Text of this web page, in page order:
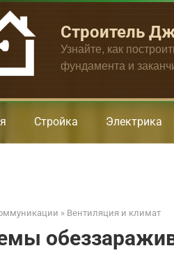
Строитель
Узнайте, как
фундамента и
Стройка Электрика
» Вентиляция и климат